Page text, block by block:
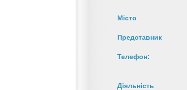
Місто
Представник
Телефон:
Діяльність